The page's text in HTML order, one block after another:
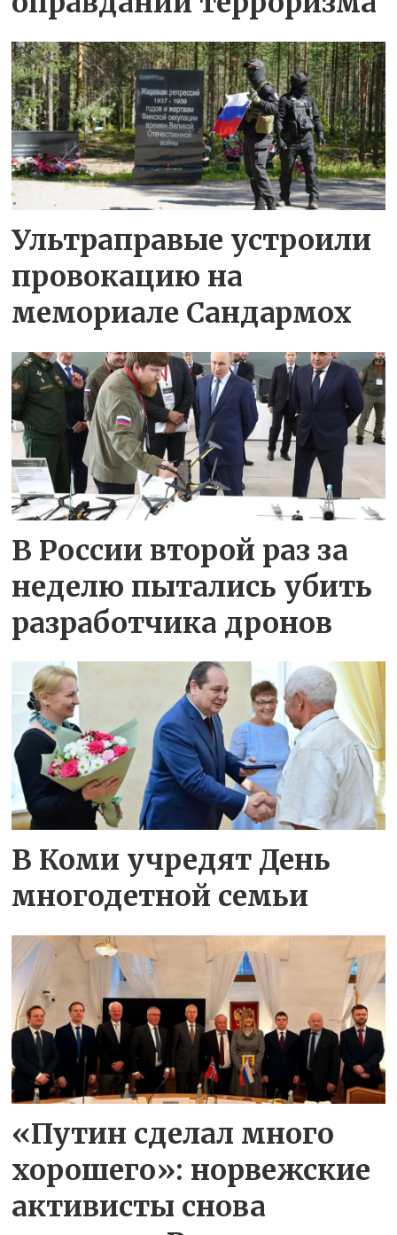
Ультраправые устроили
провокацию на
мемориале Сандармох
В России второй раз за
неделю пытались убить
разработчика дронов
В Коми учредят День
многодетной семьи
«Путин сделал много
хорошего»: норвежские
активисты снова